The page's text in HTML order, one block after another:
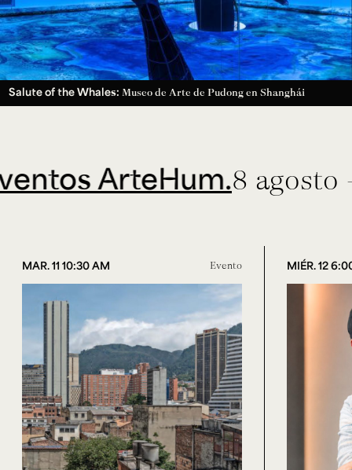
Salute of the Whales: Museo de Arte de Pudong en Shanghái
ArteHum.8 agosto -
MAR. 11 10:30 AM Evento MIÉR. 12